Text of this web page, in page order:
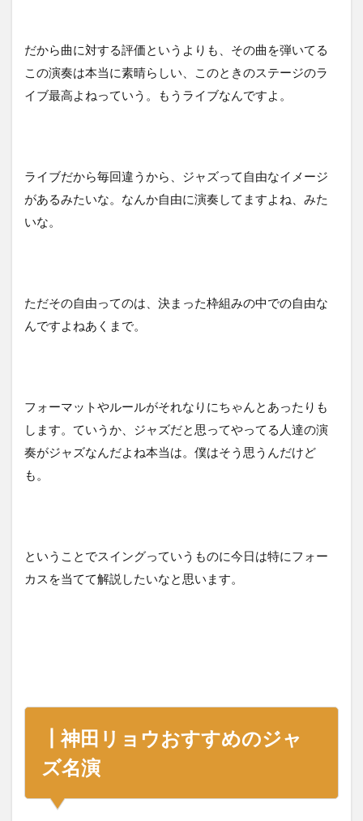
だから曲に対する評価というよりも、その曲を弾いてる
この演奏は本当に素晴らしい、このときのステージのラ
イブ最高よねっていう。もうライブなんですよ。
ライブだから毎回違うから、ジャズって自由なイメージ
があるみたいな。なんか自由に演奏してますよね、みた
いな。
ただその自由ってのは、決まった枠組みの中での自由な
んですよねあくまで。
フォーマットやルールがそれなりにちゃんとあったりも
します。ていうか、ジャズだと思ってやってる人達の演
奏がジャズなんだよね本当は。僕はそう思うんだけど
も。
ということでスイングっていうものに今日は特にフォー
カスを当てて解説したいなと思います。
┃神田リョウおすすめのジャ
ズ名演